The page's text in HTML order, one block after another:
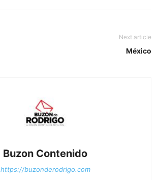
Next article
México
Buzon Contenido
https://buzonderodrigo.com